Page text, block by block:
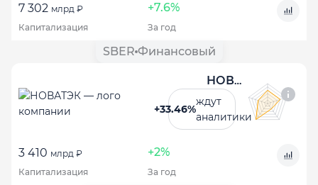
7 302 млрд ₽ +7.6%
Капитализация За год
SBER Финансовый
НОВАТЭК
+33.46%
ждут
аналитики
3 410 млрд ₽ +2%
Капитализация За год